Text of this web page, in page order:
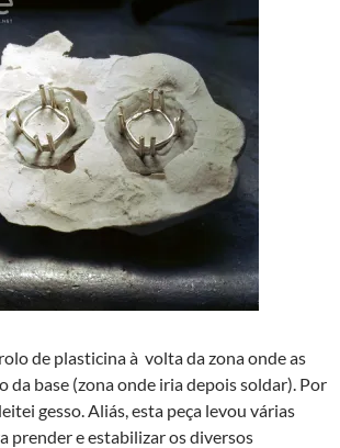
de plasticina à volta da zona onde as
da base (zona onde iria depois soldar). Por
gesso. Aliás, esta peça levou várias
prender e estabilizar os diversos